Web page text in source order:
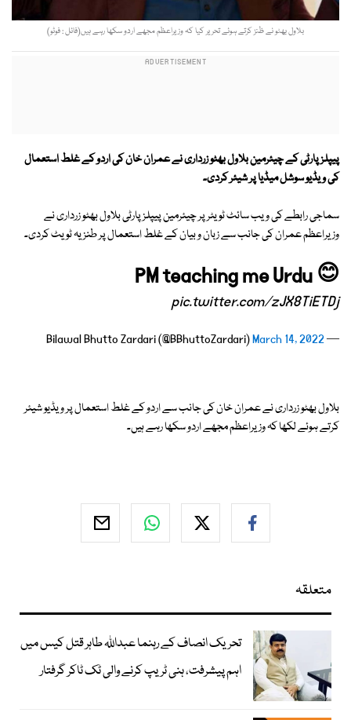
بلاول بھٹو نے ظنز کرتے ہوئے تحریر کیا کہ وزیراعظم مجھے اردو سکھا رہے ہیں(فائل : فوٹو)
پیپلزپارٹی کے چیئرمین بلاول بھٹو زرداری نے عمران خان کی اردو کے غلط استعمال
کی ویڈیو سوشل میڈیا پر شیئر کردی۔
سماجی رابطے کی ویب سائٹ ٹویٹر پر چیئرمین پیپلزپارٹی بلاول بھٹو زرداری نے
وزیراعظم عمران کی جانب سے زبان و بیان کے غلط استعمال پر طنزیہ ٹویٹ کردی۔
PM teaching me Urdu 😊
pic.twitter.com/zJX8TiETDj
— Bilawal Bhutto Zardari (@BBhuttoZardari)
March 14, 2022
بلاول بھٹو زرداری نے عمران خان کی جانب سے اردو کے غلط استعمال پر ویڈیو شیئر
کرتے ہوئے لکھا کہ وزیراعظم مجھے اردو سکھا رہے ہیں۔
متعلقہ
تحریک انصاف کے رہنما عبداللہ طاہر قتل کیس میں
اہم پیشرفت، ہنی ٹریپ کرنے والی ٹک ٹاکر گرفتار